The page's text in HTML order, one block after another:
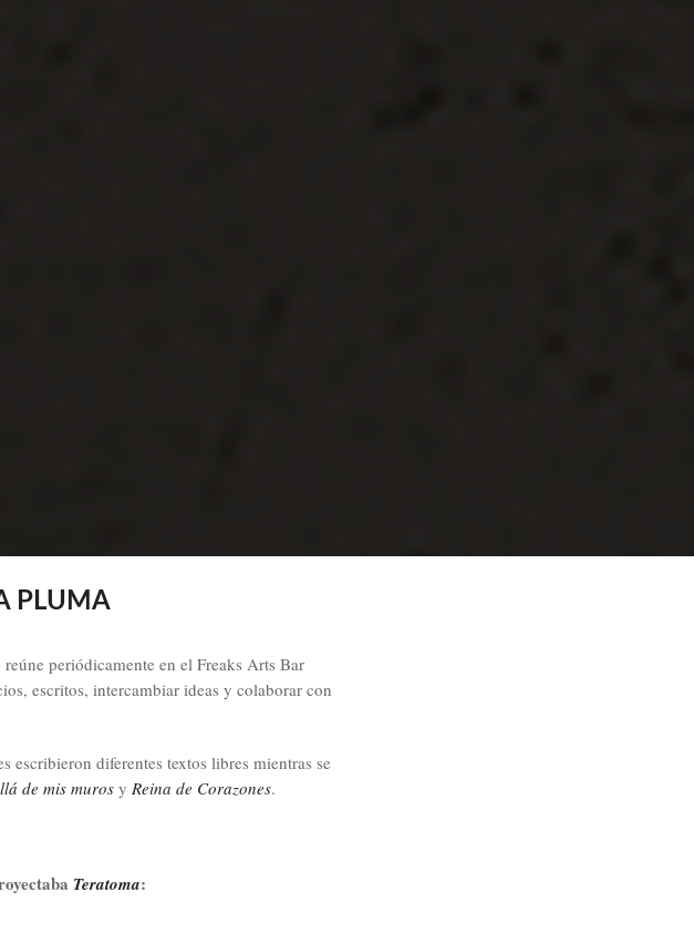
PLUMA
periódicamente en el Freaks Arts Bar
escritos, intercambiar ideas y colaborar con
escribieron diferentes textos libres mientras se
de mis murosy Reina de Corazones.
Teratoma: